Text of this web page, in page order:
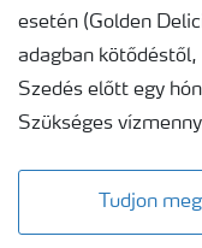
esetén (Golden
adagban
Szedés előtt egy
Szükséges
Tudjon